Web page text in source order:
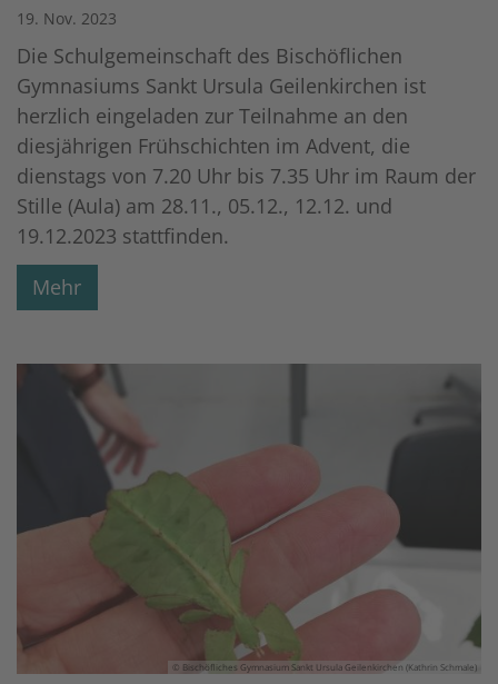
19. Nov. 2023
Die Schulgemeinschaft des Bischöflichen
Gymnasiums Sankt Ursula Geilenkirchen ist
herzlich eingeladen zur Teilnahme an den
diesjährigen Frühschichten im Advent, die
dienstags von 7.20 Uhr bis 7.35 Uhr im Raum der
Stille (Aula) am 28.11., 05.12., 12.12. und
19.12.2023 stattfinden.
Mehr
© Bischöfliches Gymnasium Sankt Ursula Geilenkirchen (Kathrin Schmale)